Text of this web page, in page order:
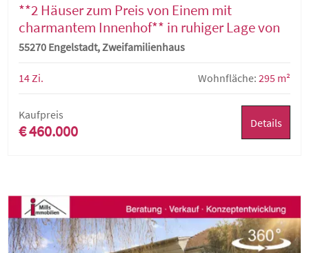
**2 Häuser zum Preis von Einem mit
charmantem Innenhof** in ruhiger Lage von
Engelstadt
55270 Engelstadt, Zweifamilienhaus
14 Zi. Wohnfläche: 295 m²
Kaufpreis
€ 460.000 Details